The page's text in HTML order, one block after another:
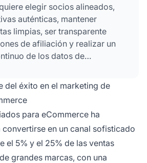
elegir socios alineados,
auténticas, mantener
limpias, ser transparente
de afiliación y realizar un
de los datos de
para gestionar todos
de manera eficiente.
del éxito en el marketing de
para eCommerce ha
en un canal sofisticado
el 5% y el 25% de las ventas
grandes marcas, con una